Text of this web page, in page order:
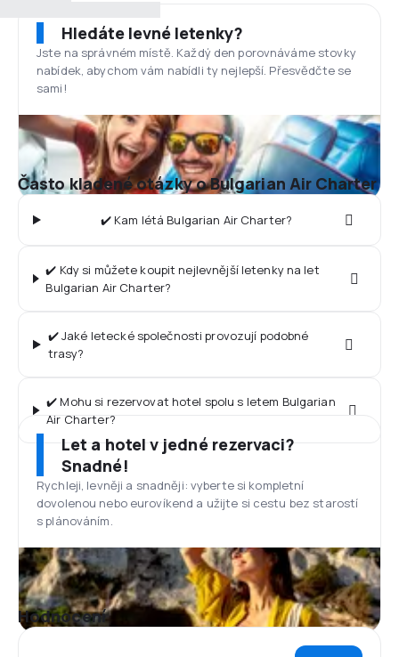
Hledáte levné letenky?
Jste na správném místě. Každý den porovnáváme stovky
nabídek, abychom vám nabídli ty nejlepší. Přesvědčte se
sami!
Často kladené otázky o Bulgarian Air Charter
✔️ Kam létá Bulgarian Air Charter?
✔️ Kdy si můžete koupit nejlevnější letenky na let
Bulgarian Air Charter?
✔️ Jaké letecké společnosti provozují podobné
trasy?
✔️ Mohu si rezervovat hotel spolu s letem Bulgarian
Air Charter?
Let a hotel v jedné rezervaci?
Snadné!
Rychleji, levněji a snadněji: vyberte si kompletní
dovolenou nebo eurovíkend a užijte si cestu bez starostí
s plánováním.
Hodnocení